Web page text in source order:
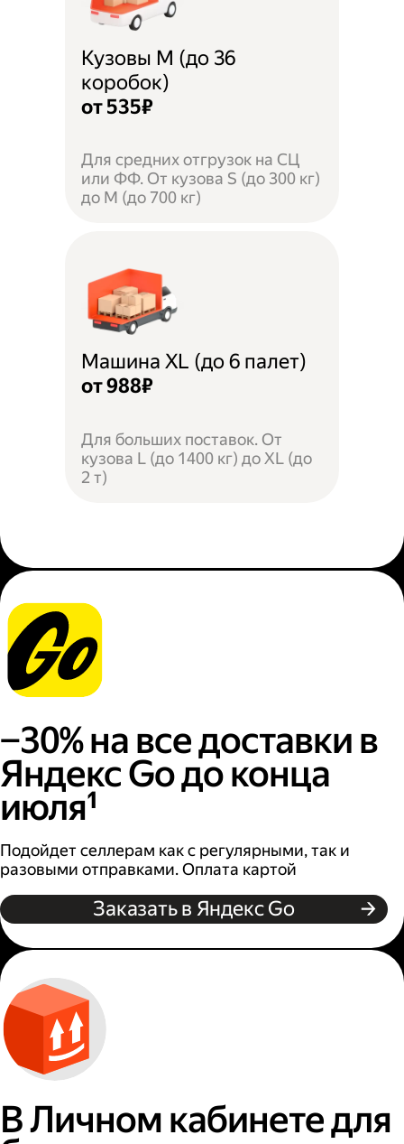
Кузовы M (до 36
коробок)
от 535₽
Для средних отгрузок на СЦ
или ФФ. От кузова S (до 300 кг)
до M (до 700 кг)
Машина XL (до 6 палет)
от 988₽
Для больших поставок. От
кузова L (до 1400 кг) до XL (до
2 т)
−30% на все доставки в
Яндекс Go до конца
июля¹
Подойдет селлерам как с регулярными, так и
разовыми отправками. Оплата картой
Заказать в Яндекс Go
В Личном кабинете для